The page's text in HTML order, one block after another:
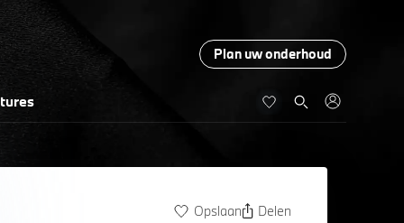
Plan uw onderhoud
Opslaan Delen